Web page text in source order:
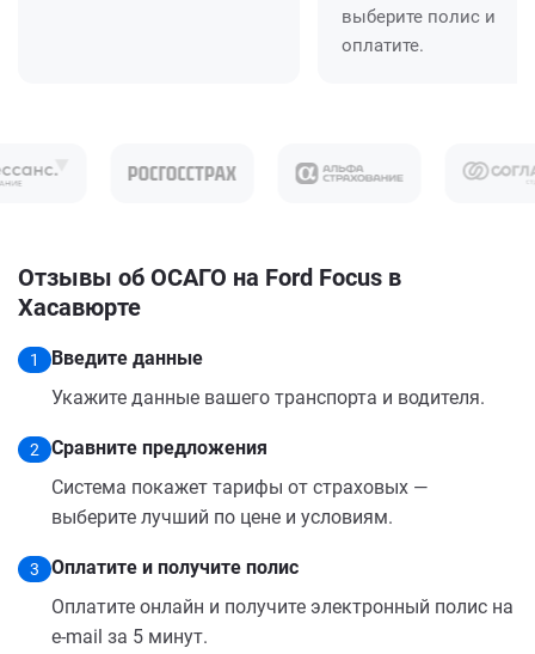
выберите полис и
оплатите.
Отзывы об ОСАГО на Ford Focus в
Хасавюрте
1
Введите данные
Укажите данные вашего транспорта и водителя.
2
Сравните предложения
Система покажет тарифы от страховых —
выберите лучший по цене и условиям.
3
Оплатите и получите полис
Оплатите онлайн и получите электронный полис на
e-mail за 5 минут.